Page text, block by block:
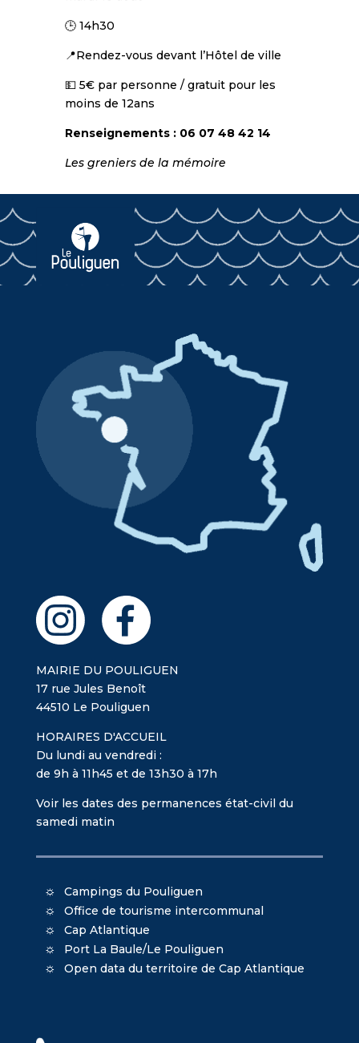
🕒 14h30
📍Rendez-vous devant l’Hôtel de ville
💵 5€ par personne / gratuit pour les
moins de 12ans
Renseignements : 06 07 48 42 14
Les greniers de la mémoire
MAIRIE DU POULIGUEN
17 rue Jules Benoît
44510 Le Pouliguen
HORAIRES D'ACCUEIL
Du lundi au vendredi :
de 9h à 11h45 et de 13h30 à 17h
Voir les dates des permanences état-civil du
samedi matin
Campings du Pouliguen
Office de tourisme intercommunal
Cap Atlantique
Port La Baule/Le Pouliguen
Open data du territoire de Cap Atlantique